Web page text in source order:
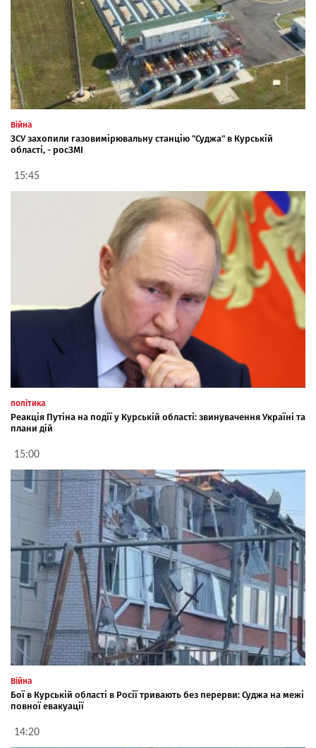
Війна
ЗСУ захопили газовимірювальну станцію "Суджа" в Курській
області, - росЗМІ
15:45
політика
Реакція Путіна на події у Курській області: звинувачення Україні та
плани дій
15:00
Війна
Бої в Курській області в Росії тривають без перерви: Суджа на межі
повної евакуації
14:20